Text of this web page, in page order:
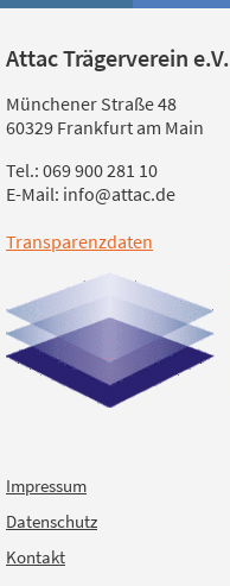
Attac Trägerverein e.V.
Münchener Straße 48
60329 Frankfurt am Main
Tel.: 069 900 281 10
E-Mail: info@attac.de
Transparenzdaten
Impressum
Datenschutz
Kontakt